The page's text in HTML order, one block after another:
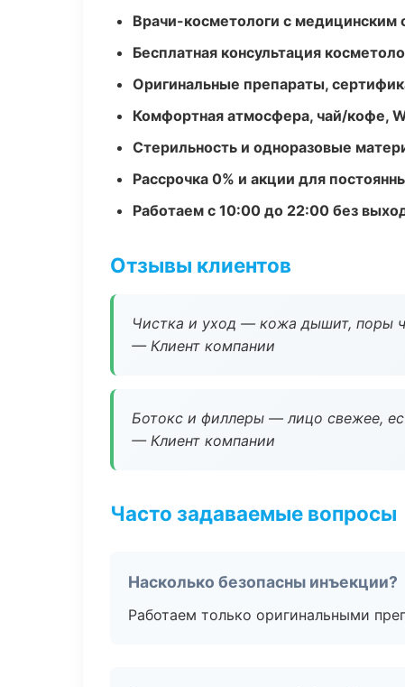
Врачи-косметологи с медицинским
Бесплатная консультация
Оригинальные препараты,
Комфортная атмосфера, чай/кофе,
Стерильность и одноразовые
Рассрочка 0% и акции для
Работаем с 10:00 до 22:00 без
Отзывы клиентов
Чистка и уход — кожа дышит, поры
— Клиент компании
Ботокс и филлеры — лицо свежее,
— Клиент компании
Часто задаваемые вопросы
Насколько безопасны инъекции?
Работаем только оригинальными